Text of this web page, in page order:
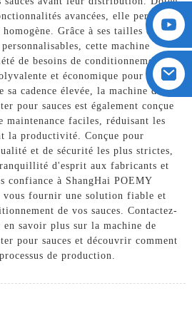
avancées, elle permet un
Grâce à ses tailles et
cette machine
de besoins de conditionnement, ce
et économique pour votre
cadence élevée, la machine de
pour sauces est également conçue
faciles, réduisant les
la productivité. Conçue pour
et de sécurité les plus strictes,
d'esprit aux fabricants et
confiance à ShangHai POEMY
fournir une solution fiable et
de vos sauces. Contactez-
savoir plus sur la machine de
pour sauces et découvrir comment
de production.